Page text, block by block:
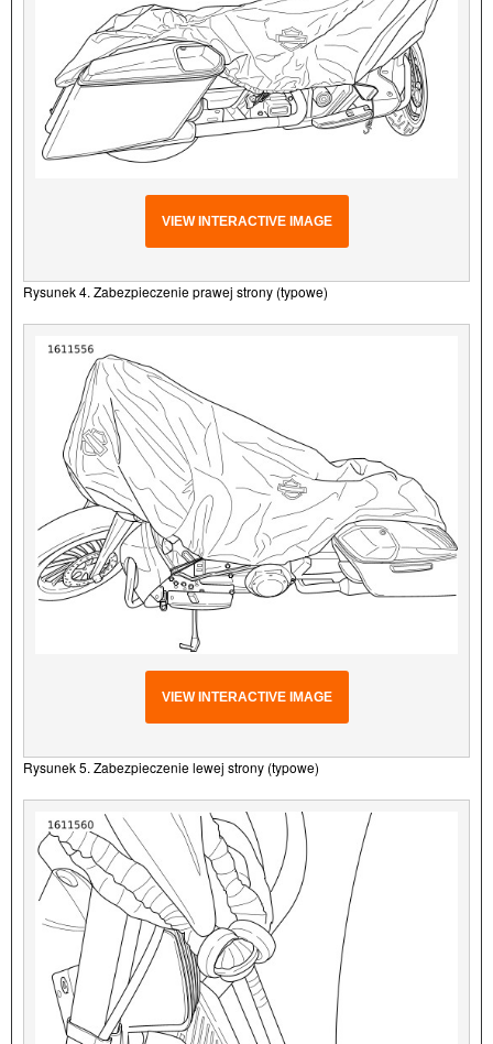
VIEW INTERACTIVE IMAGE
Rysunek 4. Zabezpieczenie prawej strony (typowe)
VIEW INTERACTIVE IMAGE
Rysunek 5. Zabezpieczenie lewej strony (typowe)